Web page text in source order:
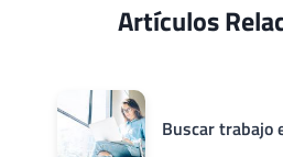
Artículos
Buscar trabajo